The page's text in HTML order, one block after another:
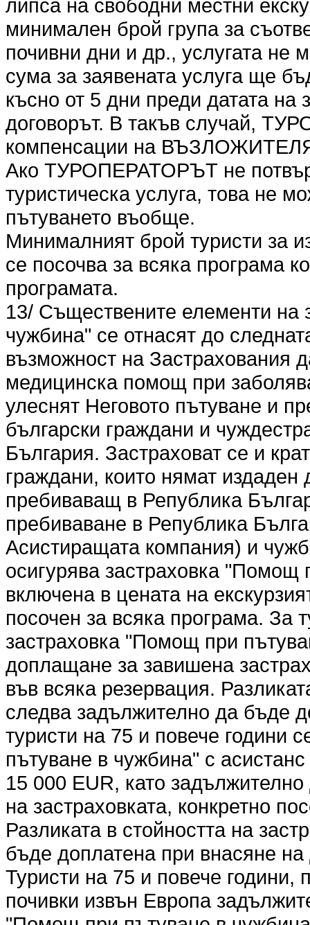
липса на свободни местни
минимален брой група за
почивни дни и др., услугата не
сума за заявената услуга ще
късно от 5 дни преди датата
договорът. В такъв случай,
компенсации на
Ако ТУРОПЕРАТОРЪТ не
туристическа услуга, това не
пътуването въобще.
Минималният брой туристи за
се посочва за всяка програма
програмата.
13/ Съществените елементи на
чужбина" се отнасят до
възможност на Застрахования
медицинска помощ при
улеснят Неговото пътуване и
български граждани и
България. Застраховат се и
граждани, които нямат
пребиваващ в Република
пребиваване в Република
Асистиращата компания) и
осигурява застраховка "Помощ
включена в цената на
посочен за всяка програма. За
застраховка "Помощ при
доплащане за завишена
във всяка резервация.
следва задължително да бъде
туристи на 75 и повече години
пътуване в чужбина" с
15 000 EUR, като
на застраховката, конкретно
Разликата в стойността на
бъде доплатена при внасяне на
Туристи на 75 и повече
почивки извън Европа